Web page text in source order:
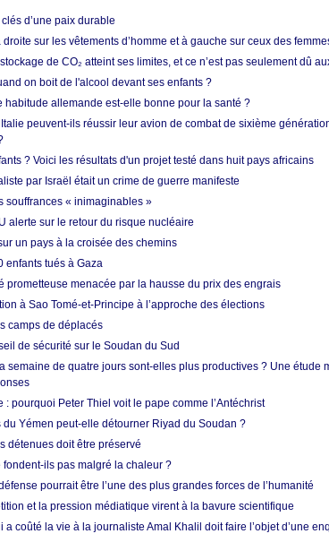
d’une paix durable
sur les vêtements d’homme et à gauche sur ceux des
de CO₂ atteint ses limites, et ce n’est pas seulement dû
on boit de l'alcool devant ses enfants ?
habitude allemande est-elle bonne pour la santé ?
peuvent-ils réussir leur avion de combat de sixième
? Voici les résultats d'un projet testé dans huit pays africains
par Israël était un crime de guerre manifeste
souffrances « inimaginables »
alerte sur le retour du risque nucléaire
un pays à la croisée des chemins
enfants tués à Gaza
prometteuse menacée par la hausse du prix des engrais
à Sao Tomé-et-Principe à l’approche des élections
camps de déplacés
de sécurité sur le Soudan du Sud
semaine de quatre jours sont-elles plus productives ? Une étude
pourquoi Peter Thiel voit le pape comme l’Antéchrist
Yémen peut-elle détourner Riyad du Soudan ?
détenues doit être préservé
ils pas malgré la chaleur ?
pourrait être l’une des plus grandes forces de l’humanité
et la pression médiatique virent à la bavure scientifique
a coûté la vie à la journaliste Amal Khalil doit faire l’objet d’une